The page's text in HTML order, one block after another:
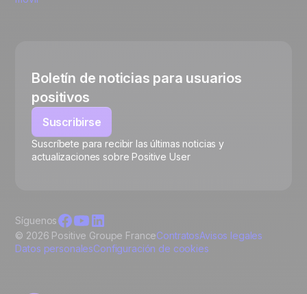
Boletín de noticias para usuarios
positivos
Suscribirse
Suscríbete para recibir las últimas noticias y
actualizaciones sobre Positive User
© 2026 Positive Groupe FranceContratosAvisos legales
Datos personalesConfiguración de cookies
Síguenos